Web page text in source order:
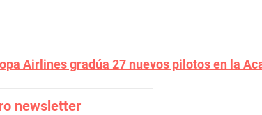
Airlines gradúa 27 nuevos pilotos en la
newsletter